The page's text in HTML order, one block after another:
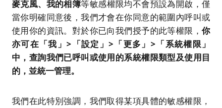
麥克風、我的相簿等敏感權限均不會預設為開啟，僅
當你明確同意後，我們才會在你同意的範圍內呼叫或
使用你的資訊。對於你已向我們授予的此等權限，你
亦可在「我」> 「設定」> 「更多 」 > 「系統權限」
中，查詢我們已呼叫或使用的系統權限類型及使用目
的，並統一管理。
我們在此特別強調，我們取得某項具體的敏感權限，